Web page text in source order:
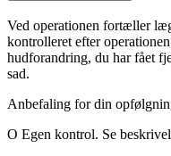
Ved operationen fortæller
kontrolleret efter
hudforandring, du har fået
sad.
Anbefaling for din
O Egen kontrol. Se